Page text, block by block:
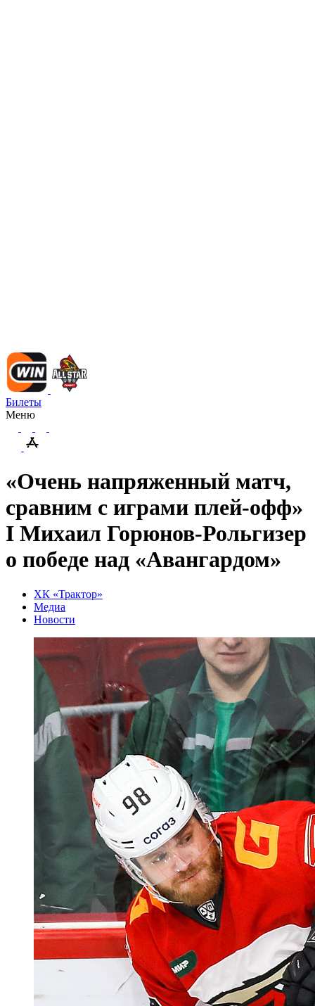
Билеты
Меню
«Очень напряженный матч,
сравним с играми плей-офф»
I Михаил Горюнов-Рольгизер
о победе над «Авангардом»
ХК «Трактор»
Медиа
Новости